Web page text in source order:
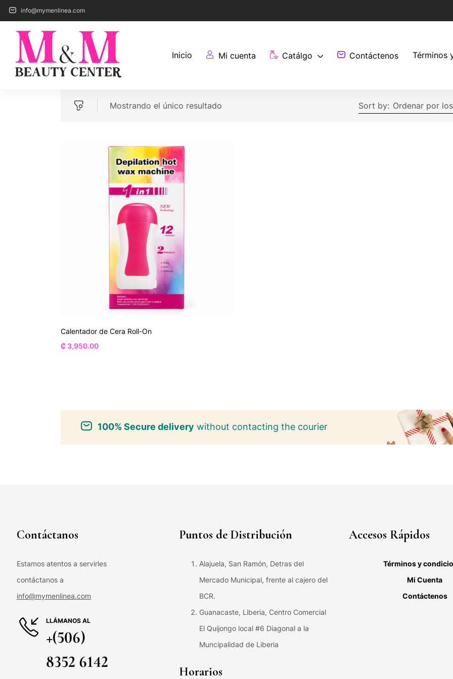
info@mymenlinea.com
Inicio Mi cuenta Catálgo Contáctenos Términos
Mostrando el único resultado Sort by: Ordenar por
Calentador de Cera Roll-On
₡ 3,950.00
100% Secure delivery without contacting the courier
Contáctanos
Estamos atentos a servirles
contáctanos a
info@mymenlinea.com
LLÁMANOS AL
+(506)
8352 6142
Puntos de Distribución
Alajuela, San Ramón, Detras del
Mercado Municipal, frente al cajero del
BCR.
Guanacaste, Liberia, Centro Comercial
El Quijongo local #6 Diagonal a la
Muncipalidad de Liberia
Horarios
Accesos Rápidos
Términos y
Mi Cuenta
Contáctenos